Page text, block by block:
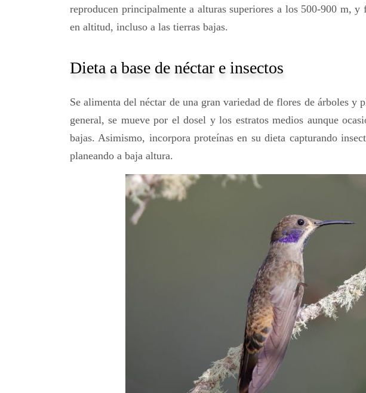
reproducen principalmente a alturas superiores a los 500-900 m, y
en altitud, incluso a las tierras bajas.
Dieta a base de néctar e insectos
Se alimenta del néctar de una gran variedad de flores de árboles y
general, se mueve por el dosel y los estratos medios aunque
bajas. Asimismo, incorpora proteínas en su dieta capturando
planeando a baja altura.